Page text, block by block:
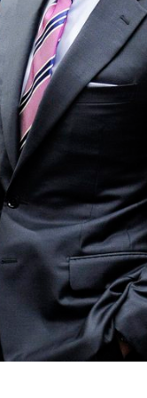
ΑΠΟΨΕΙΣ
ΠΑΡΕΜΒΑΣΕΙΣ
(πολύ) ανοιχτή ακόμη.